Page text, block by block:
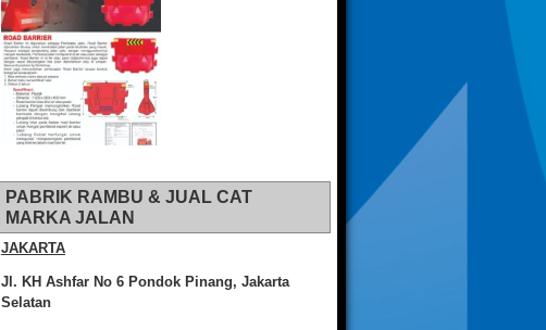
PABRIK RAMBU & JUAL CAT
MARKA JALAN
JAKARTA
Jl. KH Ashfar No 6 Pondok Pinang, Jakarta
Selatan